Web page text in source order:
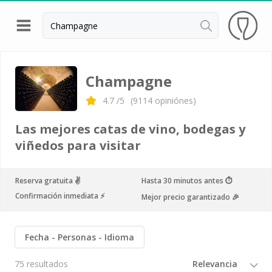
Volver
Bodegas y cata de vinos Alsacia
Bodegas y cata de vinos Beaujolais
Bodegas y cata de vinos Bordeaux
Bodegas y cata de champagne
Bodegas y cata de vinos Languedoc Rosellón
Champagne
4.7 /5 (9114 opiniónes)
Las mejores catas de vino, bodegas y
viñedos para visitar
Reserva gratuita ✌️
Hasta 30 minutos antes ⏱
Confirmación inmediata ⚡️
Mejor precio garantizado 🎉
Fecha Personas Idioma
75 resultados